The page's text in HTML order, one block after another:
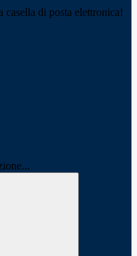
di posta elettronica!